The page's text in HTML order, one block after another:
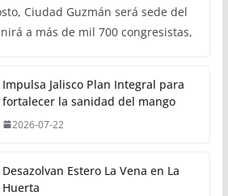
Ciudad Guzmán será sede del
a más de mil 700 congresistas,
Impulsa Jalisco Plan Integral para
fortalecer la sanidad del mango
2026-07-22
Desazolvan Estero La Vena en La
Huerta